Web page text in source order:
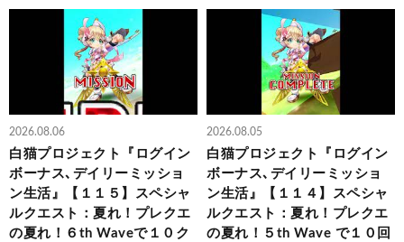
2026.08.06
白猫プロジェクト『ログイン
ボーナス､デイリーミッショ
ン生活』【１１５】スペシャ
ルクエスト：夏れ！プレクエ
の夏れ！６th Waveで１０ク
2026.08.05
白猫プロジェクト『ログイン
ボーナス､デイリーミッショ
ン生活』【１１４】スペシャ
ルクエスト：夏れ！プレクエ
の夏れ！５th Wave で１０回